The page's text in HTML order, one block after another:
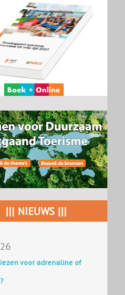
||| NIEUWS |||
voor adrenaline of